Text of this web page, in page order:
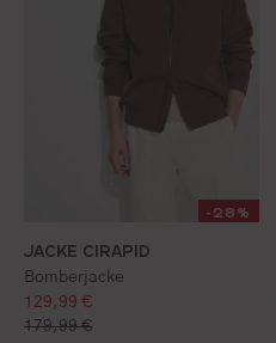
-28%
SML XL XXL
JACKE CIRAPID
Bomberjacke
verkaufspreis:
129,99 €
regulärer preis:
179,99 €